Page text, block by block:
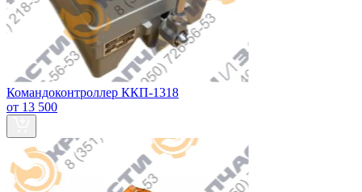
Командоконтроллер ККП-1318
от 13 500